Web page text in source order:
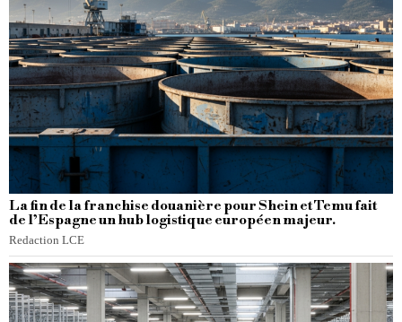
La fin de la franchise douanière pour Shein et Temu fait
de l’Espagne un hub logistique européen majeur.
Redaction LCE